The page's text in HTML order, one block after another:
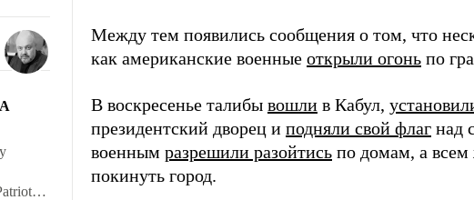
Между тем появились сообщения о том, что
как американские военные открыли огонь по
В воскресенье талибы вошли в Кабул,
президентский дворец и подняли свой флаг над
военным разрешили разойтись по домам, а
покинуть город.